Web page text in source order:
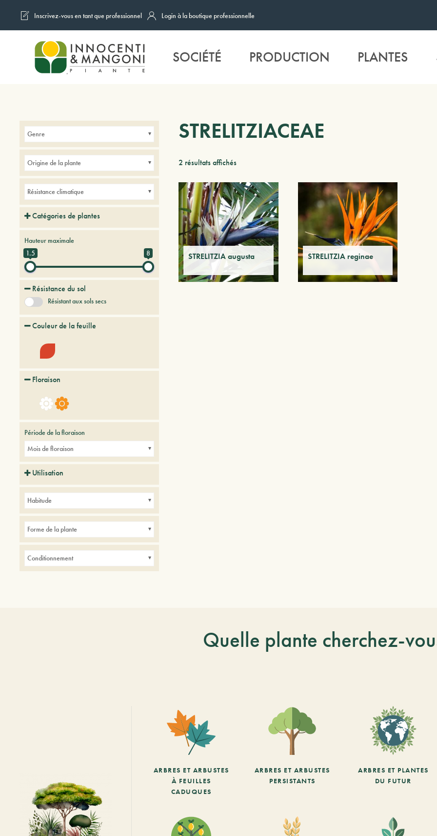
Skip to main content
Inscrivez-vous en tant que professionnel Login à la boutique professionnelle
SOCIÉTÉ PRODUCTION PLANTES
STRELITZIACEAE
2 résultats affichés
STRELITZIA augusta STRELITZIA reginae
Genre
Origine de la plante
Résistance climatique
Catégories de plantes
Hauteur maximale
1.5
8
Résistance du sol
Résistant aux sols secs
Couleur de la feuille
Floraison
Période de la floraison
Mois de floraison
Utilisation
Habitude
Forme de la plante
Conditionnement
Quelle plante cherchez-
ARBRES ET ARBUSTES
À FEUILLES
CADUQUES
ARBRES ET ARBUSTES
PERSISTANTS
ARBRES ET PLANTES
DU FUTUR